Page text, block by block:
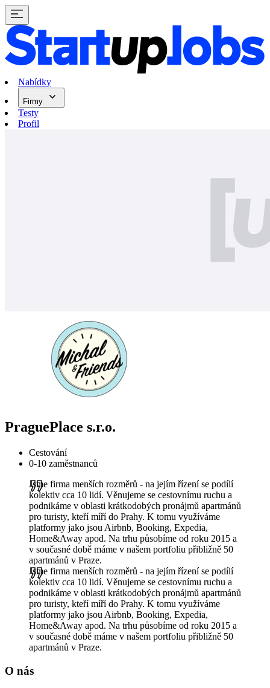
Nabídky
Firmy
Testy
Profil
PraguePlace s.r.o.
Cestování
0-10 zaměstnanců
Jsme firma menších rozměrů - na jejím řízení se podílí
kolektiv cca 10 lidí. Věnujeme se cestovnímu ruchu a
podnikáme v oblasti krátkodobých pronájmů apartmánů
pro turisty, kteří míří do Prahy. K tomu využíváme
platformy jako jsou Airbnb, Booking, Expedia,
Home&Away apod. Na trhu působíme od roku 2015 a
v současné době máme v našem portfoliu přibližně 50
apartmánů v Praze.
Jsme firma menších rozměrů - na jejím řízení se podílí
kolektiv cca 10 lidí. Věnujeme se cestovnímu ruchu a
podnikáme v oblasti krátkodobých pronájmů apartmánů
pro turisty, kteří míří do Prahy. K tomu využíváme
platformy jako jsou Airbnb, Booking, Expedia,
Home&Away apod. Na trhu působíme od roku 2015 a
v současné době máme v našem portfoliu přibližně 50
apartmánů v Praze.
O nás